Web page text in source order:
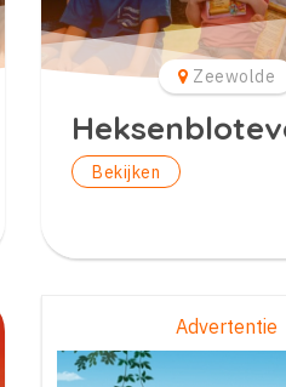
Zeewolde
Bekijken
Advertentie